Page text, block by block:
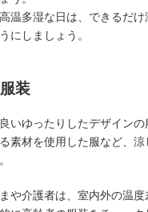
温多湿な日は、できるだ
にしましょう。
装
いゆったりしたデザイン
素材を使用した服など、涼
や介護者は、室内外の温度